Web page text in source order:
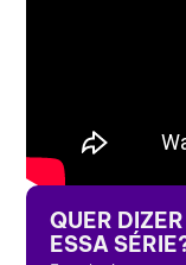
QUER
ESSA